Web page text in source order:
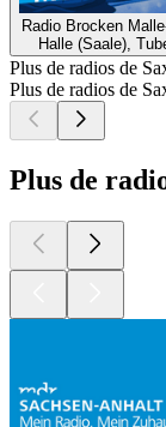
Radio Brocken
Halle (Saale),
Plus de radios de
Plus de radios de
Plus de